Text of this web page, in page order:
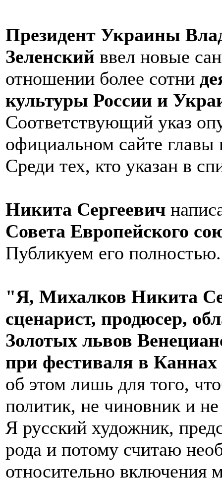
Президент Украины
Зеленский ввел новые
отношении более сотни
культуры России и
Соответствующий указ
официальном сайте главы
Среди тех, кто указан в
Никита Сергеевич
Совета Европейского
Публикуем его полностью.
"Я, Михалков Никита
сценарист, продюсер,
Золотых львов
при фестиваля в
об этом лишь для того,
политик, не чиновник и
Я русский художник,
рода и потому считаю
относительно включения